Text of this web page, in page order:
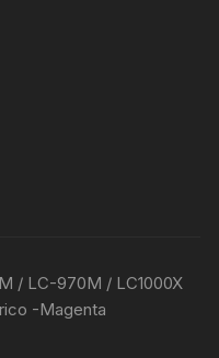
/ LC-970M / LC1000X
-Magenta